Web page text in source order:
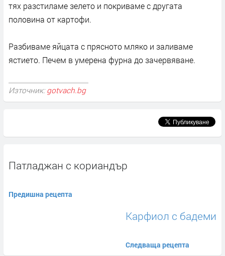
тях разстиламе зелето и покриваме с другата
половина от картофи.
Разбиваме яйцата с прясното мляко и заливаме
ястието. Печем в умерена фурна до зачервяване.
Източник: gotvach.bg
Патладжан с кориандър
Предишна рецепта
Карфиол с бадеми
Следваща рецепта